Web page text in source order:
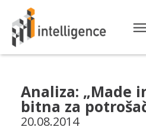
Analiza: „Made
bitna za
20.08.2014